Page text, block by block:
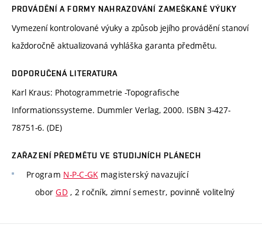
PROVÁDĚNÍ A FORMY NAHRAZOVÁNÍ ZAMEŠKANÉ VÝUKY
Vymezení kontrolované výuky a způsob jejího provádění stanoví
každoročně aktualizovaná vyhláška garanta předmětu.
DOPORUČENÁ LITERATURA
Karl Kraus: Photogrammetrie -Topografische
Informationssysteme. Dummler Verlag, 2000. ISBN 3-427-
78751-6. (DE)
ZAŘAZENÍ PŘEDMĚTU VE STUDIJNÍCH PLÁNECH
Program N-P-C-GKmagisterský navazující
oborGD, 2 ročník, zimní semestr, povinně volitelný